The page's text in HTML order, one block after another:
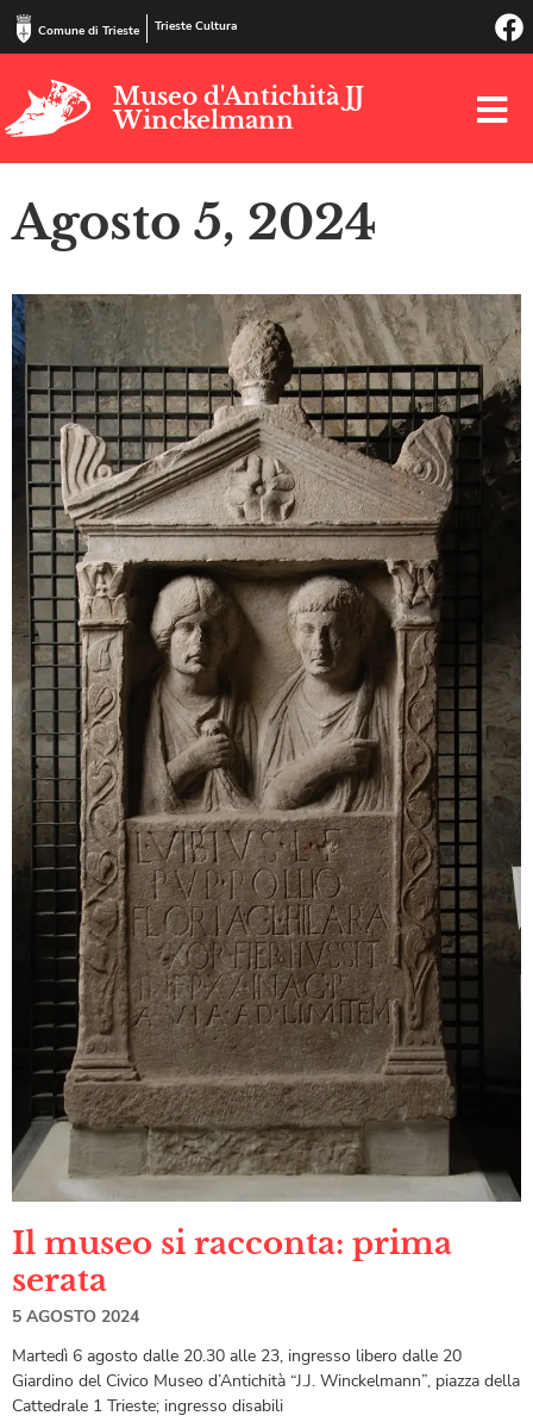
Comune di Trieste Trieste Cultura
Museo d'Antichità JJ
Winckelmann
Agosto 5, 2024
Il museo si racconta: prima
serata
5 AGOSTO 2024
Martedì 6 agosto dalle 20.30 alle 23, ingresso libero dalle 20
Giardino del Civico Museo d’Antichità “J.J. Winckelmann”, piazza della
Cattedrale 1 Trieste; ingresso disabili